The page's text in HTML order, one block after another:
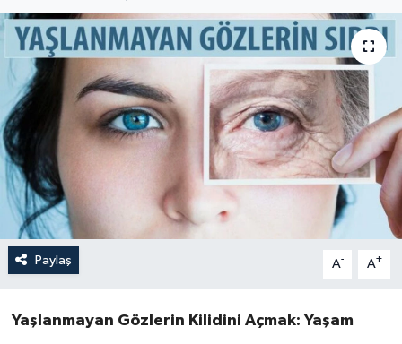
Paylaş A- A+
Yaşlanmayan Gözlerin Kilidini Açmak: Yaşam
Son Dakika Haberleri
Haber Arşivi